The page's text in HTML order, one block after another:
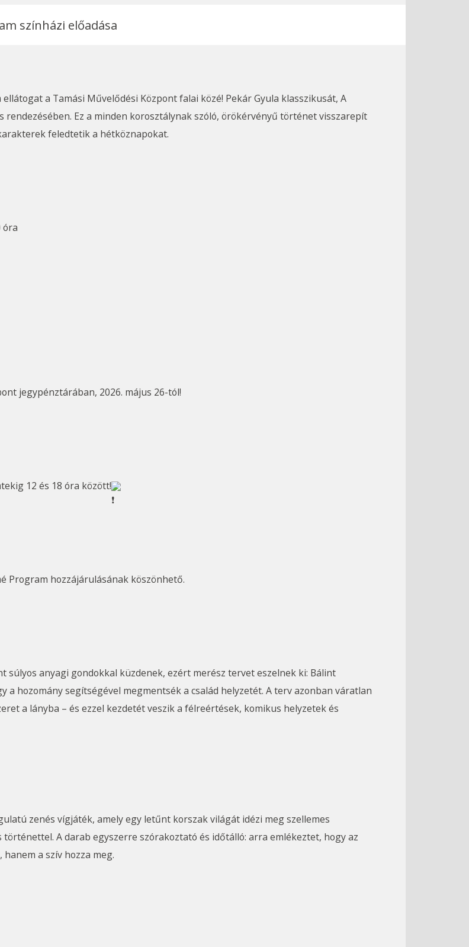
színházi előadása
Ez a minden korosztálynak szóló, örökérvényű történet visszarepít
feledtetik a hétköznapokat.
óra
jegypénztárában, 2026. május 26-tól!
12 és 18 óra között!
Program hozzájárulásának köszönhető.
hozomány segítségével megmentsék a család helyzetét. A terv azonban váratlan
a lányba – és ezzel kezdetét veszik a félreértések, komikus helyzetek és
A darab egyszerre szórakoztató és időtálló: arra emlékeztet, hogy az
a szív hozza meg.